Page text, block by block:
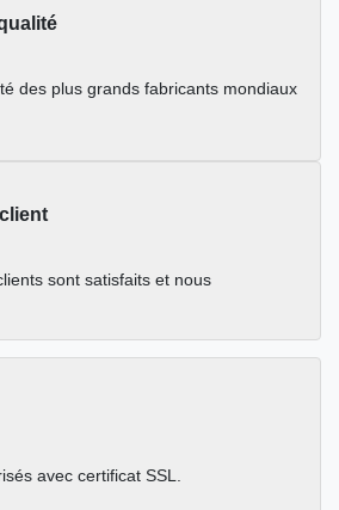
des plus grands fabricants mondiaux
sont satisfaits et nous
avec certificat SSL.